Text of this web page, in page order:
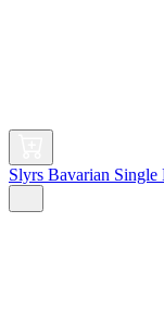
Slyrs Bavarian